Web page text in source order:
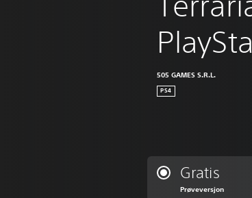
505 GAMES S.R.L.
PS4
Gratis
Prøveversjon